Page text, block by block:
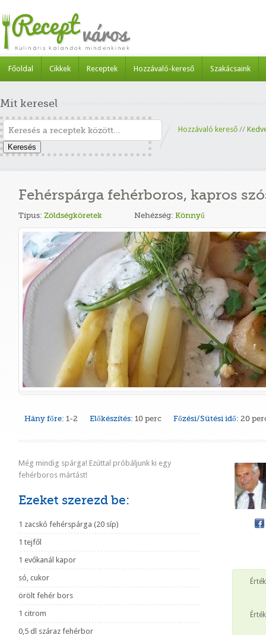
Főoldal Cikkek Receptek Hozzávaló-kereső Szakácsaink
Mit keresel
Keresés
Hozzávaló kereső //
Fehérspárga fehérboros, kapros
Típus: Zöldségköretek Nehézség: Könnyű
Hány főre: 1-2 Előkészítés: 10 perc Főzési/Sütési idő: 20
Még mindig spárga! Ezúttal próbáljunk ki egy
fehérboros mártást!
Ezeket szerezd be:
1 zacskó fehérspárga (20 síp)
1 tejfől
1 evőkanál kapor
só, cukor
örölt fehér bors
1 citrom
0,5 dl száraz fehérbor